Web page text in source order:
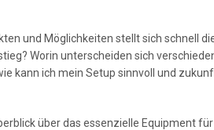
und Möglichkeiten stellt sich schnell
Worin unterscheiden sich
kann ich mein Setup sinnvoll und
über das essenzielle Equipment